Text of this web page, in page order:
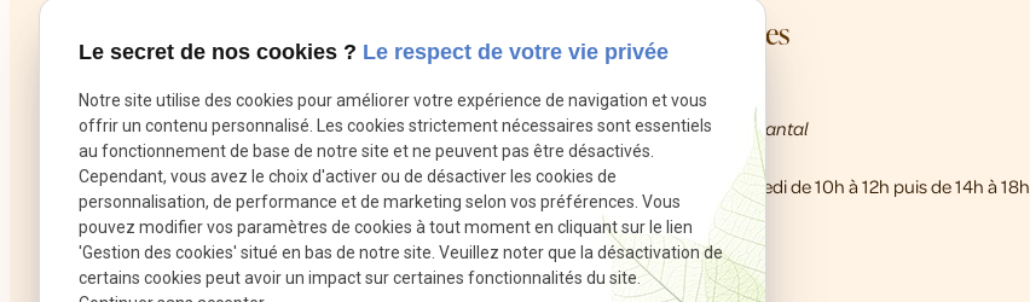
Mes coordonnées
call 01 86 65 21 00
pin_drop
8 Rue Rabutin Chantal
13009 Marseille
schedule Du mardi au samedi de 10h à 12h puis de 14h à 18h
Le secret de nos cookies ? Le respect de votre vie privée
Notre site utilise des cookies pour améliorer votre expérience de navigation et vous
offrir un contenu personnalisé. Les cookies strictement nécessaires sont essentiels
au fonctionnement de base de notre site et ne peuvent pas être désactivés.
Cependant, vous avez le choix d'activer ou de désactiver les cookies de
personnalisation, de performance et de marketing selon vos préférences. Vous
pouvez modifier vos paramètres de cookies à tout moment en cliquant sur le lien
'Gestion des cookies' situé en bas de notre site. Veuillez noter que la désactivation de
certains cookies peut avoir un impact sur certaines fonctionnalités du site.